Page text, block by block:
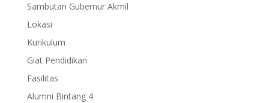
Sambutan Gubernur Akmil
Lokasi
Kurikulum
Giat Pendidikan
Fasilitas
Alumni Bintang 4